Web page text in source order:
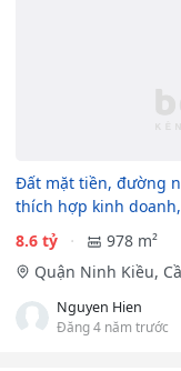
Đất mặt tiền, đường
thích hợp kinh
8.6 tỷ
978 m²
Quận Ninh Kiều,
Nguyen Hien
Đăng 4 năm trước